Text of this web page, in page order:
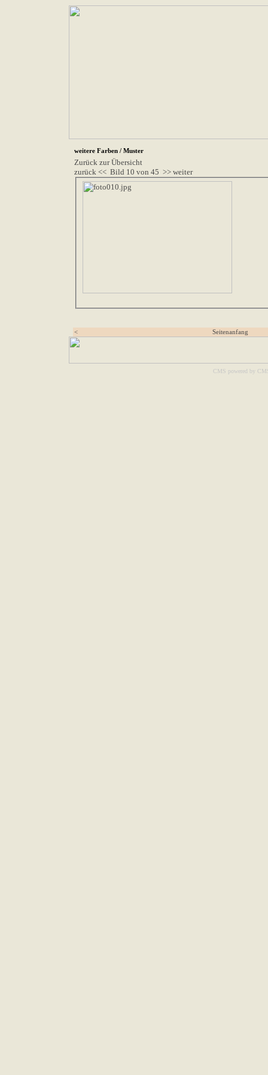
weitere Farben / Muster
Zurück zur Übersicht
zurück << Bild 10 von 45 >> weiter
< Seitenanfang
CMS powered by